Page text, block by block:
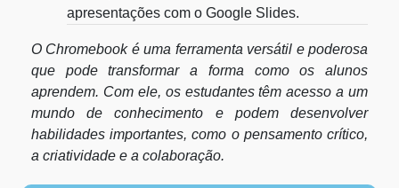
apresentações com o Google Slides.
O Chromebook é uma ferramenta versátil e poderosa
que pode transformar a forma como os alunos
aprendem. Com ele, os estudantes têm acesso a um
mundo de conhecimento e podem desenvolver
habilidades importantes, como o pensamento crítico,
a criatividade e a colaboração.